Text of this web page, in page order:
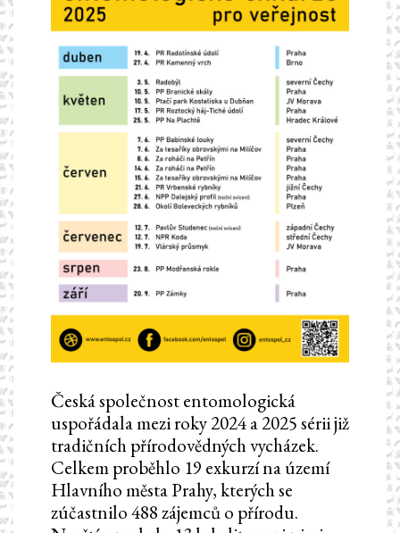
Česká společnost entomologická
uspořádala mezi roky 2024 a 2025 sérii již
tradičních přírodovědných vycházek.
Celkem proběhlo 19 exkurzí na území
Hlavního města Prahy, kterých se
zúčastnilo 488 zájemců o přírodu.